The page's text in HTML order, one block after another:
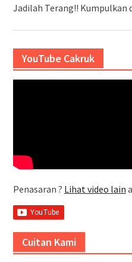
Jadilah Terang!! Kumpulkan
YouTube Cakruk
Penasaran ? Lihat video lain
Cuitan Kami